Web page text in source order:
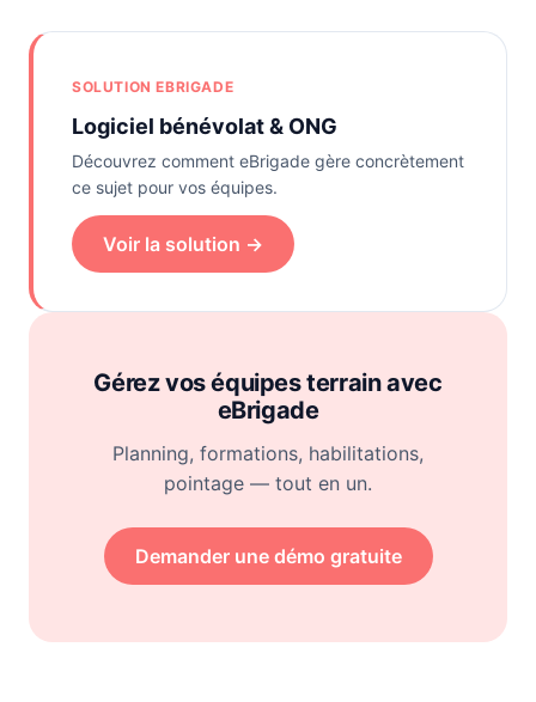
SOLUTION EBRIGADE
Logiciel bénévolat & ONG
Découvrez comment eBrigade gère concrètement
ce sujet pour vos équipes.
Voir la solution →
Gérez vos équipes terrain avec
eBrigade
Planning, formations, habilitations,
pointage — tout en un.
Demander une démo gratuite